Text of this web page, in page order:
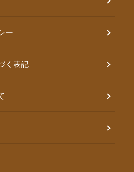
ー
く表記